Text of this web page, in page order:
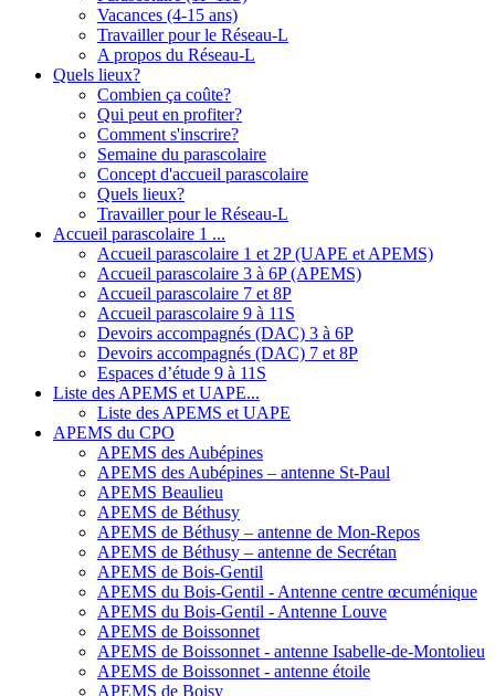
Vacances (4-15 ans)
Travailler pour le Réseau-L
A propos du Réseau-L
Quels lieux?
Combien ça coûte?
Qui peut en profiter?
Comment s'inscrire?
Semaine du parascolaire
Concept d'accueil parascolaire
Quels lieux?
Travailler pour le Réseau-L
Accueil parascolaire 1 ...
Accueil parascolaire 1 et 2P (UAPE et APEMS)
Accueil parascolaire 3 à 6P (APEMS)
Accueil parascolaire 7 et 8P
Accueil parascolaire 9 à 11S
Devoirs accompagnés (DAC) 3 à 6P
Devoirs accompagnés (DAC) 7 et 8P
Espaces d’étude 9 à 11S
Liste des APEMS et UAPE...
Liste des APEMS et UAPE
APEMS du CPO
APEMS des Aubépines
APEMS des Aubépines – antenne St-Paul
APEMS Beaulieu
APEMS de Béthusy
APEMS de Béthusy – antenne de Mon-Repos
APEMS de Béthusy – antenne de Secrétan
APEMS de Bois-Gentil
APEMS du Bois-Gentil - Antenne centre œcuménique
APEMS du Bois-Gentil - Antenne Louve
APEMS de Boissonnet
APEMS de Boissonnet - antenne Isabelle-de-Montolieu
APEMS de Boissonnet - antenne étoile
APEMS de Boisy